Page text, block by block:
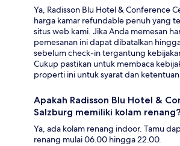
Ya, Radisson Blu Hotel & Conference
harga kamar refundable penuh yang
situs web kami. Jika Anda memesan
pemesanan ini dapat dibatalkan
sebelum check-in tergantung
Cukup pastikan untuk membaca
properti ini untuk syarat dan
Apakah Radisson Blu Hotel &
Salzburg memiliki kolam renang?
Ya, ada kolam renang indoor. Tamu
renang mulai 06.00 hingga 22.00.